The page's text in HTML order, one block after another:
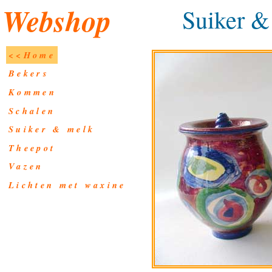
Webshop
<<Home
Bekers
Kommen
Schalen
Suiker & melk
Theepot
Vazen
Lichten met waxine
Suiker